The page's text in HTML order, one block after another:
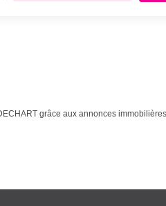
grâce aux annonces immobilières